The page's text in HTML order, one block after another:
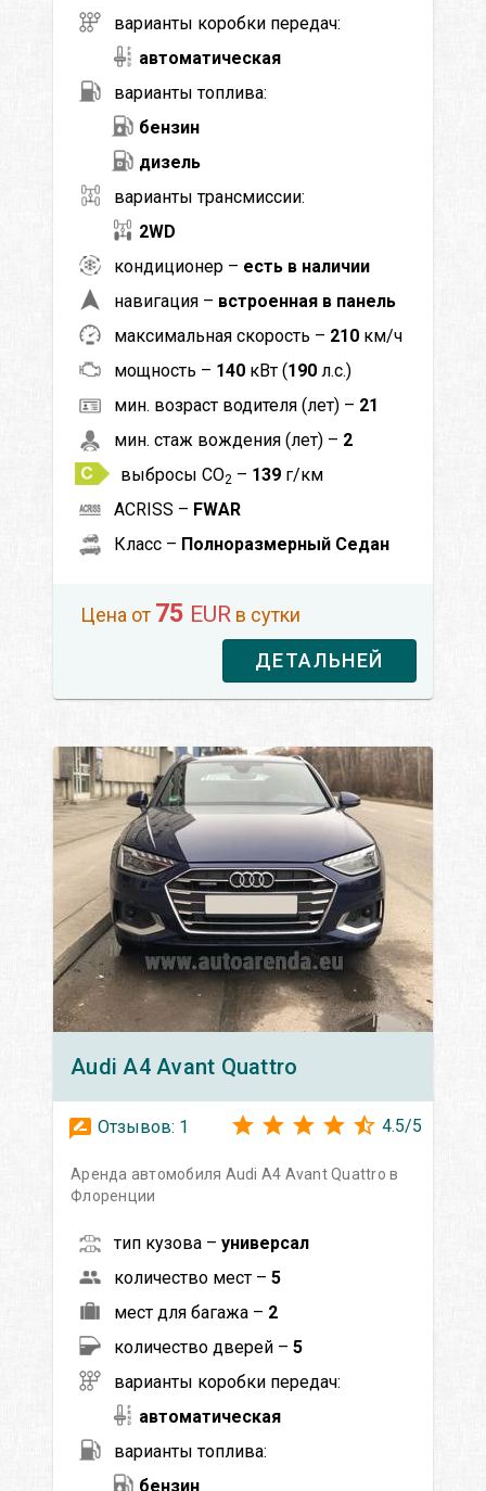
варианты коробки передач:
автоматическая
варианты топлива:
бензин
дизель
варианты трансмиссии:
2WD
кондиционер – есть в наличии
навигация – встроенная в панель
максимальная скорость – 210 км/ч
мощность – 140 кВт (190 л.с.)
мин. возраст водителя (лет) – 21
мин. стаж вождения (лет) – 2
выбросы CO2 – 139 г/км
ACRISS – FWAR
Класс – Полноразмерный Седан
Цена от 75 EUR в сутки
ДЕТАЛЬНЕЙ
Audi A4 Avant Quattro
Отзывов: 1 4.5/5
Аренда автомобиля Audi A4 Avant Quattro в
Флоренции
тип кузова – универсал
количество мест – 5
мест для багажа – 2
количество дверей – 5
варианты коробки передач:
автоматическая
варианты топлива:
бензин